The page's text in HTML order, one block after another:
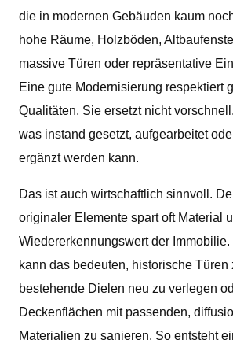
die in modernen Gebäuden kaum
hohe Räume, Holzböden,
massive Türen oder repräsentative
Eine gute Modernisierung respektiert
Qualitäten. Sie ersetzt nicht
was instand gesetzt, aufgearbeitet
ergänzt werden kann.
Das ist auch wirtschaftlich sinnvoll.
originaler Elemente spart oft Material
Wiedererkennungswert der Immobilie.
kann das bedeuten, historische Türen
bestehende Dielen neu zu verlegen
Deckenflächen mit passenden,
Materialien zu sanieren. So entsteht